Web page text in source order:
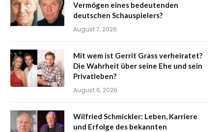
Vermögen eines bedeutenden
deutschen Schauspielers?
August 7, 2026
Mit wem ist Gerrit Grass verheiratet?
Die Wahrheit über seine Ehe und sein
Privatleben?
August 6, 2026
Wilfried Schmickler: Leben, Karriere
und Erfolge des bekannten